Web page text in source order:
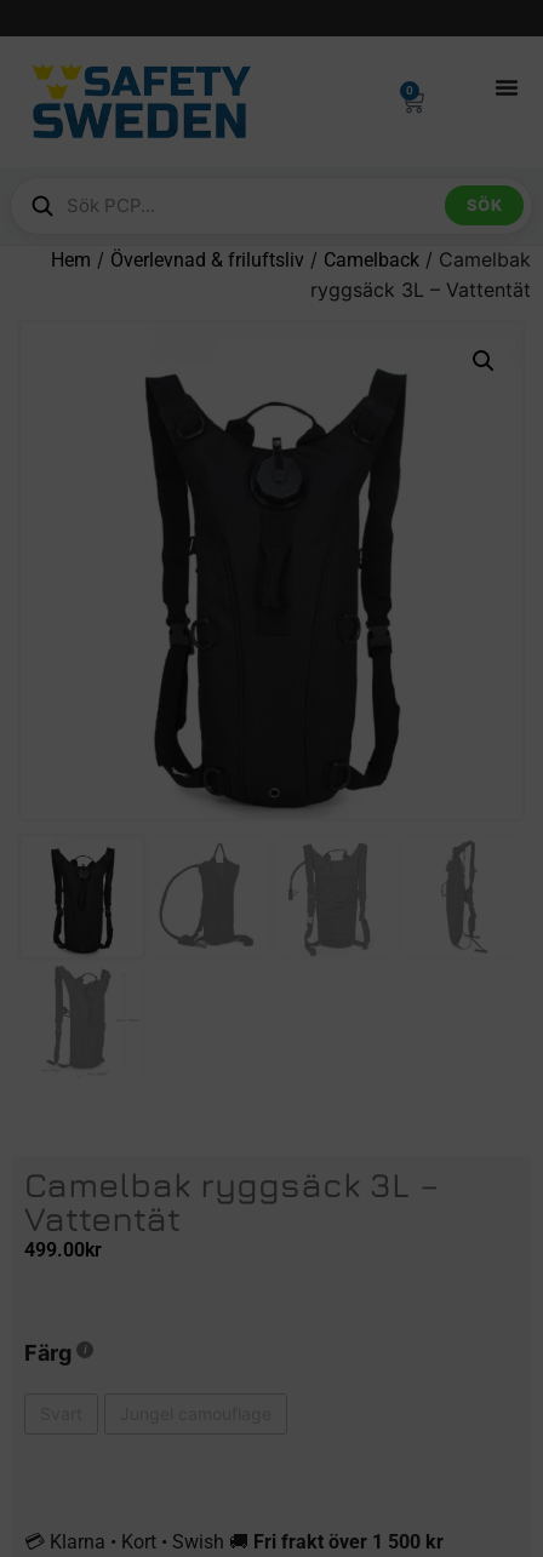
0
SÖK
Hem / Överlevnad & friluftsliv / Camelback / Camelbak
ryggsäck 3L – Vattentät
Camelbak ryggsäck 3L –
Vattentät
499.00kr
Färg
💳 Klarna • Kort • Swish 🚚 Fri frakt över 1 500 kr